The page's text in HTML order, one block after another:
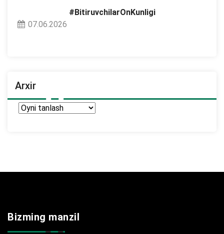
#BitiruvchilarOnKunligi
07.06.2026
Arxir
Arxir
Bizming manzil